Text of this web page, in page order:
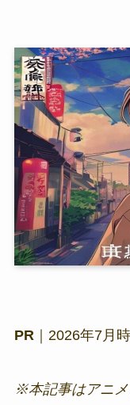
PR ｜2026年7月
※本記事はアニ